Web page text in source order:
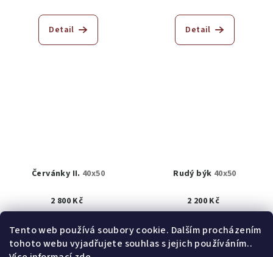
Tento web používá soubory cookie. Dalším procházením
tohoto webu vyjadřujete souhlas s jejich používáním..
Detail Detail
Červánky II. 40x50
2 800 Kč
Detail
Rudý býk 40x50
2 200 Kč